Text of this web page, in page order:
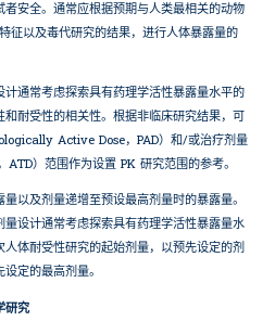
安全。通常应根据预期与人类最相关的动物
征以及毒代研究的结果，进行人体暴露量的
通常考虑探索具有药理学活性暴露量水平的
耐受性的相关性。根据非临床研究结果，可
Active Dose，PAD）和/或治疗剂量
）范围作为设置 PK 研究范围的参考。
以及剂量递增至预设最高剂量时的暴露量。
设计通常考虑探索具有药理学活性暴露量水
体耐受性研究的起始剂量，以预先设定的剂
定的最高剂量。
研究